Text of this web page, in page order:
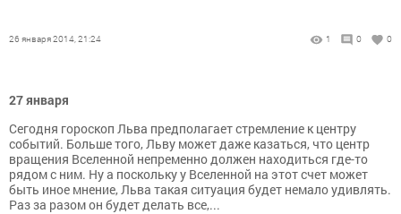
26 января 2014, 21:24 1 0 0
27 января
Сегодня гороскоп Льва предполагает стремление к центру
событий. Больше того, Льву может даже казаться, что центр
вращения Вселенной непременно должен находиться где-то
рядом с ним. Ну а поскольку у Вселенной на этот счет может
быть иное мнение, Льва такая ситуация будет немало удивлять.
Раз за разом он будет делать все,...